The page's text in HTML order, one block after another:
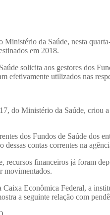
da Saúde, nesta
em 2018.
solicita aos gestores dos
efetivamente utilizados nas
do Ministério da Saúde, criou
dos Fundos de Saúde dos
dessas contas correntes na
financeiros já foram
movimentados.
Caixa Econômica Federal, a
a seguinte relação com